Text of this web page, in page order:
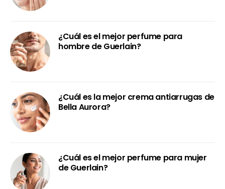
¿Cuál es el mejor perfume para
hombre de Guerlain?
¿Cuál es la mejor crema antiarrugas de
Bella Aurora?
¿Cuál es el mejor perfume para mujer
de Guerlain?